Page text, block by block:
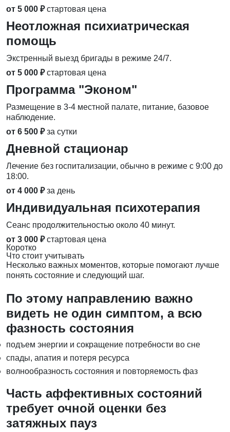
от 5 000 ₽ стартовая цена
Неотложная психиатрическая
помощь
Экстренный выезд бригады в режиме 24/7.
от 5 000 ₽ стартовая цена
Программа "Эконом"
Размещение в 3-4 местной палате, питание, базовое
наблюдение.
от 6 500 ₽ за сутки
Дневной стационар
Лечение без госпитализации, обычно в режиме с 9:00 до
18:00.
от 4 000 ₽ за день
Индивидуальная психотерапия
Сеанс продолжительностью около 40 минут.
от 3 000 ₽ стартовая цена
Коротко
Что стоит учитывать
Несколько важных моментов, которые помогают лучше
понять состояние и следующий шаг.
По этому направлению важно
видеть не один симптом, а всю
фазность состояния
подъем энергии и сокращение потребности во сне
спады, апатия и потеря ресурса
волнообразность состояния и повторяемость фаз
Часть аффективных состояний
требует очной оценки без
затяжных пауз